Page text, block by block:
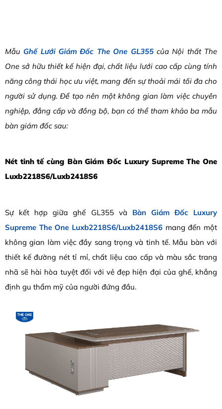
Mẫu Ghế Lưới Giám Đốc The One GL355của Nội thất The
One sở hữu thiết kế hiện đại, chất liệu lưới cao cấp cùng tính
năng công thái học ưu việt, mang đến sự thoải mái tối đa cho
người sử dụng. Để tạo nên một không gian làm việc chuyên
nghiệp, đẳng cấp và đồng bộ, bạn có thể tham khảo ba mẫu
bàn giám đốc sau:
Nét tinh tế cùng Bàn Giám Đốc Luxury Supreme The One
Luxb2218S6/Luxb2418S6
Sự kết hợp giữa ghế GL355 và Bàn Giám Đốc Luxury
Supreme The One Luxb2218S6/Luxb2418S6 mang đến một
không gian làm việc đầy sang trọng và tinh tế. Mẫu bàn với
thiết kế đường nét tỉ mỉ, chất liệu cao cấp và màu sắc trang
nhã sẽ hài hòa tuyệt đối với vẻ đẹp hiện đại của ghế, khẳng
định gu thẩm mỹ của người đứng đầu.